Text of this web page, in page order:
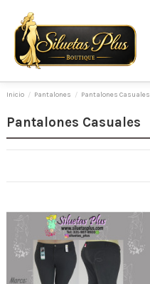
Inicio Pantalones Pantalones Casuales
Pantalones Casuales